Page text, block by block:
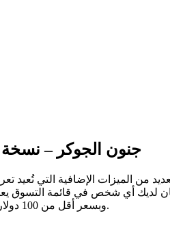
جنون الجوكر – نسخة
من حيث القيمة، حيث يجمع بين الميزات التي نُحبها في أجراس Ring Band، وبسعر أقل من 100 دولار.